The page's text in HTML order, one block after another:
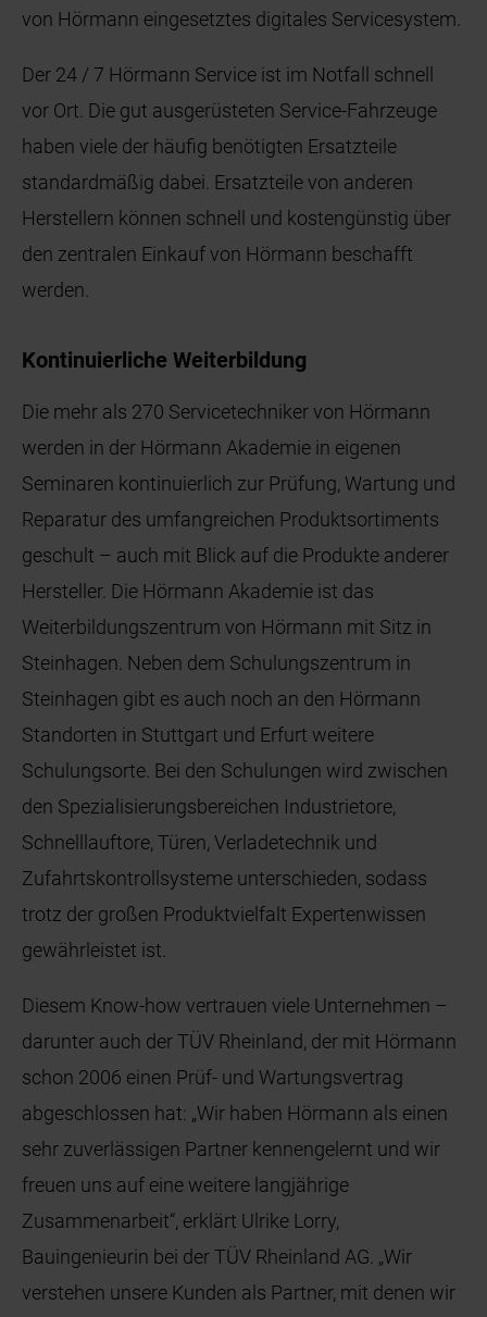
von Hörmann eingesetztes digitales Servicesystem.
Der 24 / 7 Hörmann Service ist im Notfall schnell
vor Ort. Die gut ausgerüsteten Service-Fahrzeuge
haben viele der häufig benötigten Ersatzteile
standardmäßig dabei. Ersatzteile von anderen
Herstellern können schnell und kostengünstig über
den zentralen Einkauf von Hörmann beschafft
werden.
Kontinuierliche Weiterbildung
Die mehr als 270 Servicetechniker von Hörmann
werden in der Hörmann Akademie in eigenen
Seminaren kontinuierlich zur Prüfung, Wartung und
Reparatur des umfangreichen Produktsortiments
geschult – auch mit Blick auf die Produkte anderer
Hersteller. Die Hörmann Akademie ist das
Weiterbildungszentrum von Hörmann mit Sitz in
Steinhagen. Neben dem Schulungszentrum in
Steinhagen gibt es auch noch an den Hörmann
Standorten in Stuttgart und Erfurt weitere
Schulungsorte. Bei den Schulungen wird zwischen
den Spezialisierungsbereichen Industrietore,
Schnelllauftore, Türen, Verladetechnik und
Zufahrtskontrollsysteme unterschieden, sodass
trotz der großen Produktvielfalt Expertenwissen
gewährleistet ist.
Diesem Know-how vertrauen viele Unternehmen –
darunter auch der TÜV Rheinland, der mit Hörmann
schon 2006 einen Prüf- und Wartungsvertrag
abgeschlossen hat: „Wir haben Hörmann als einen
sehr zuverlässigen Partner kennengelernt und wir
freuen uns auf eine weitere langjährige
Zusammenarbeit“, erklärt Ulrike Lorry,
Bauingenieurin bei der TÜV Rheinland AG. „Wir
verstehen unsere Kunden als Partner, mit denen wir